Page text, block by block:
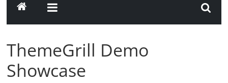
ThemeGrill Demo
Showcase